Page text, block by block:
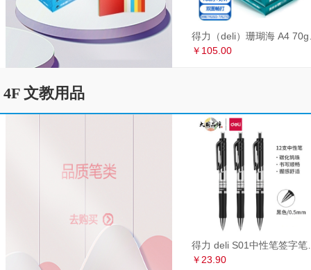
￥105.00
4F 文教用品
￥23.90